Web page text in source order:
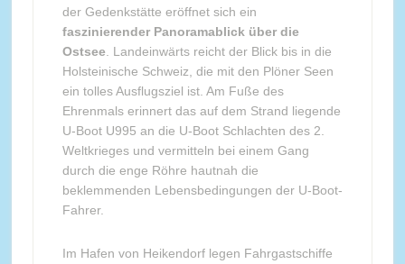
der Gedenkstätte eröffnet sich ein
faszinierender Panoramablick über die
Ostsee . Landeinwärts reicht der Blick bis in die
Holsteinische Schweiz, die mit den Plöner Seen
ein tolles Ausflugsziel ist. Am Fuße des
Ehrenmals erinnert das auf dem Strand liegende
U-Boot U995 an die U-Boot Schlachten des 2.
Weltkrieges und vermitteln bei einem Gang
durch die enge Röhre hautnah die
beklemmenden Lebensbedingungen der U-Boot-
Fahrer.
Im Hafen von Heikendorf legen Fahrgastschiffe